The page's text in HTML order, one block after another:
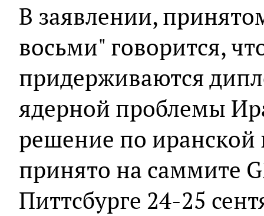
В заявлении,
восьми" говорится,
придерживаются
ядерной проблемы
решение по иранской
принято на саммите
Питтсбурге 24-25